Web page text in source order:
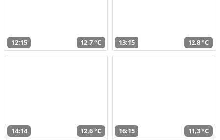
12:15 12,7 °C 13:15 12,8 °C
14:14 12,6 °C 16:15 11,3 °C